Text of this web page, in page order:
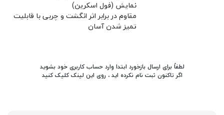
نمایش (فول اسکرین)
مقاوم در برابر اثر انگشت و چربی با قابلیت
تمیز شدن آسان
لطفاً برای ارسال بازخورد ابتدا وارد حساب کاربری خود بشوید
اگر تاکنون ثبت نام نکرده اید ، روی این لینک کلیک کنید